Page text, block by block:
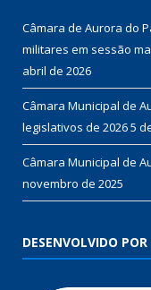
Câmara de Aurora do
militares em sessão
abril de 2026
Câmara Municipal de
legislativos de 20265
Câmara Municipal de
novembro de 2025
DESENVOLVIDO POR